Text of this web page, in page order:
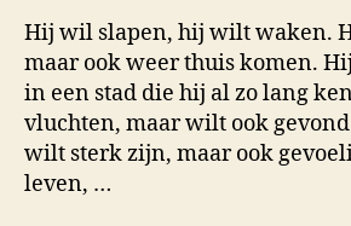
Hij wil slapen, hij wilt waken.
maar ook weer thuis komen.
in een stad die hij al zo lang
vluchten, maar wilt ook
wilt sterk zijn, maar ook
leven, …